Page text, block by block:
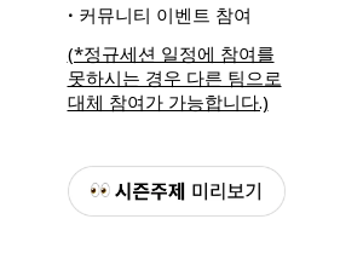
ꞏ 커뮤니티 이벤트 참여
(*정규세션 일정에 참여를
못하시는 경우 다른 팀으로
대체 참여가 가능합니다.)